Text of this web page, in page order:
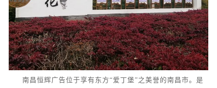
南昌恒辉广告位于享有东方“爱丁堡”之美誉的南昌市。 是